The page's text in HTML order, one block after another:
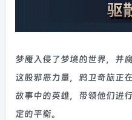
梦魇入侵了梦境的世界，并
这股邪恶力量，鸦卫奇旅正
故事中的英雄，带领他们进
定的平衡。